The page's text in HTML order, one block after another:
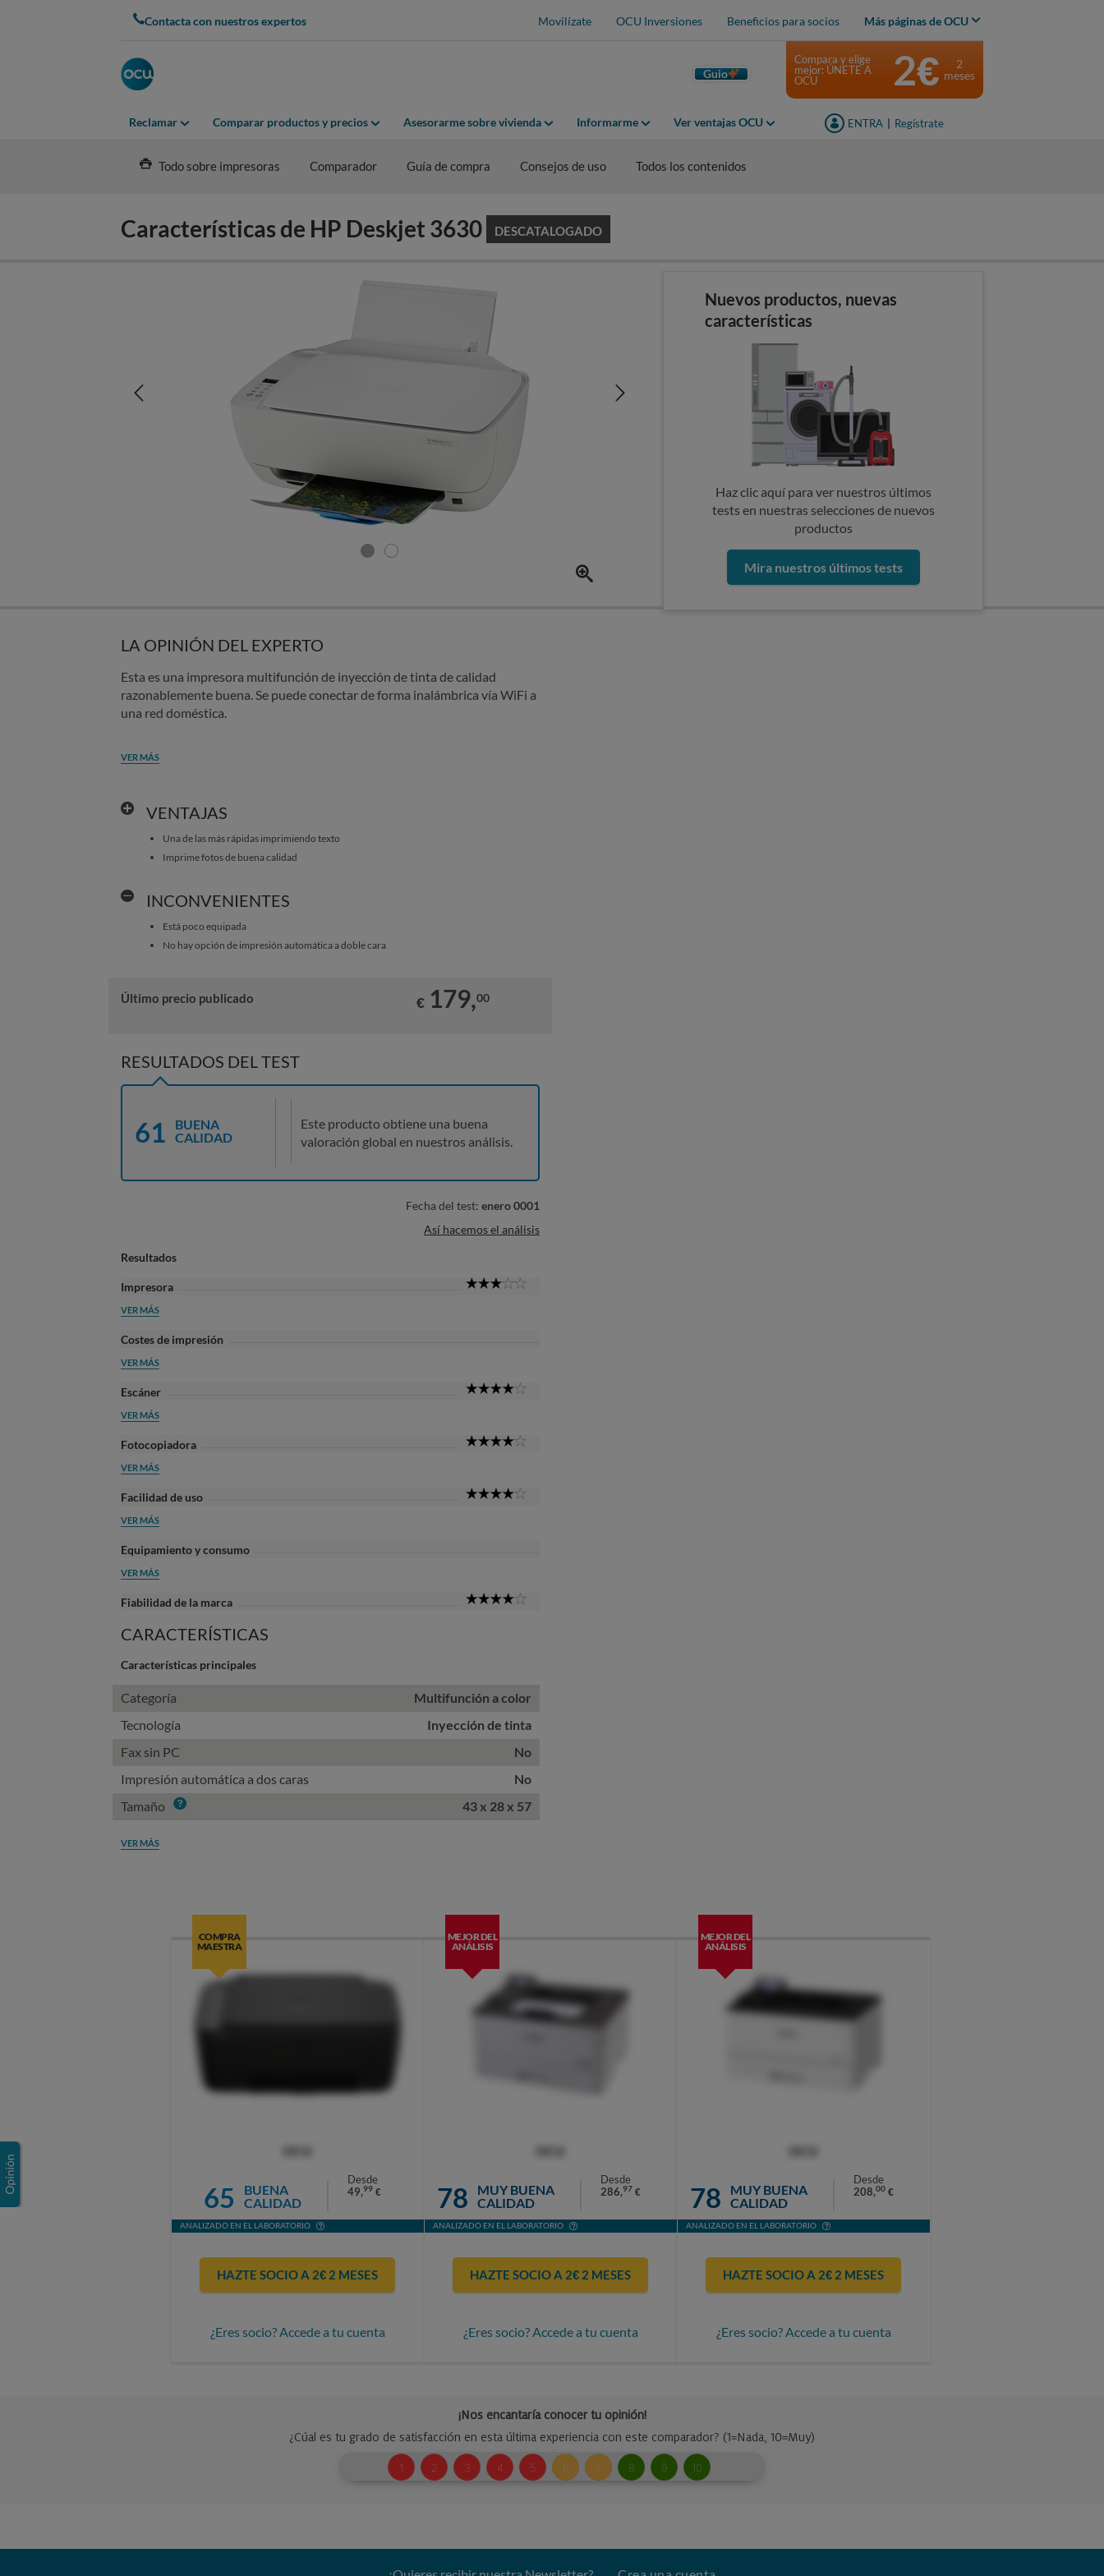
Contacta con nuestros expertos Movilízate OCU Inversiones Beneficios para socios Más páginas de OCU
Guio
Reclamar Comparar productos y precios Asesorarme sobre vivienda Informarme Ver ventajas OCU ENTRA Regístrate
Compara y elige
mejor: ÚNETE A
OCU
2€
2
meses
Todo sobre impresoras Comparador Guía de compra Consejos de uso Todos los contenidos
Características de HP Deskjet 3630 DESCATALOGADO
Nuevos productos, nuevas
características
Haz clic aquí para ver nuestros últimos
tests en nuestras selecciones de nuevos
productos
Mira nuestros últimos tests
LA OPINIÓN DEL EXPERTO
Esta es una impresora multifunción de inyección de tinta de calidad
razonablemente buena. Se puede conectar de forma inalámbrica vía WiFi a
una red doméstica.
VER MÁS
VENTAJAS
Una de las más rápidas imprimiendo texto
Imprime fotos de buena calidad
INCONVENIENTES
Está poco equipada
No hay opción de impresión automática a doble cara
Último precio publicado € 179,00
RESULTADOS DEL TEST
61
BUENA
CALIDAD
Este producto obtiene una buena
valoración global en nuestros análisis.
Fecha del test: enero 0001
Así hacemos el análisis
Resultados
Impresora
VER MÁS
Costes de impresión
VER MÁS
Escáner
VER MÁS
Fotocopiadora
VER MÁS
Facilidad de uso
VER MÁS
Equipamiento y consumo
VER MÁS
Fiabilidad de la marca
CARACTERÍSTICAS
Características principales
Categoría
Multifunción a color
Tecnología
Inyección de tinta
Fax sin PC
No
Impresión automática a dos caras
No
Tamaño Info 43 x 28 x 57
VER MÁS
COMPRA
MAESTRA
65
BUENA
CALIDAD
Desde
49,99 €
ANALIZADO EN EL LABORATORIO
HAZTE SOCIO A 2€ 2 MESES
¿Eres socio? Accede a tu cuenta
MEJOR DEL
ANÁLISIS
78
MUY BUENA
CALIDAD
Desde
286,97 €
ANALIZADO EN EL LABORATORIO
HAZTE SOCIO A 2€ 2 MESES
¿Eres socio? Accede a tu cuenta
MEJOR DEL
ANÁLISIS
78
MUY BUENA
CALIDAD
Desde
208,00 €
ANALIZADO EN EL LABORATORIO
HAZTE SOCIO A 2€ 2 MESES
¿Eres socio? Accede a tu cuenta